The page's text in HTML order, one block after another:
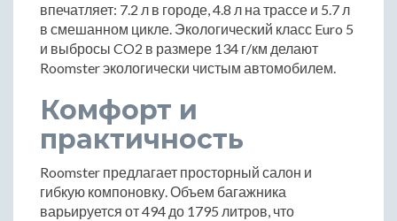
впечатляет: 7.2 л в городе, 4.8 л на трассе и 5.7 л
в смешанном цикле. Экологический класс Euro 5
и выбросы CO2 в размере 134 г/км делают
Roomster экологически чистым автомобилем.
Комфорт и
практичность
Roomster предлагает просторный салон и
гибкую компоновку. Объем багажника
варьируется от 494 до 1795 литров, что